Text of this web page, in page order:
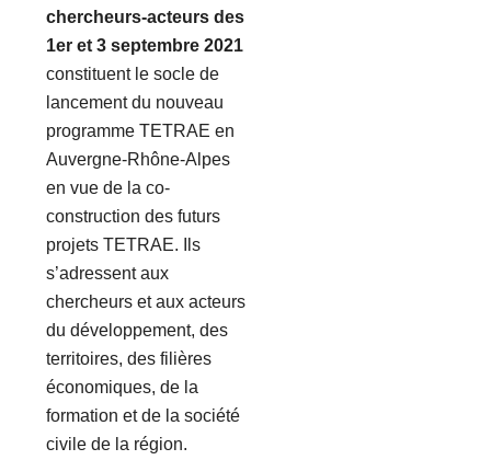
chercheurs-acteurs des
1er et 3 septembre 2021
constituent le socle de
lancement du nouveau
programme TETRAE en
Auvergne-Rhône-Alpes
en vue de la co-
construction des futurs
projets TETRAE. Ils
s’adressent aux
chercheurs et aux acteurs
du développement, des
territoires, des filières
économiques, de la
formation et de la société
civile de la région.